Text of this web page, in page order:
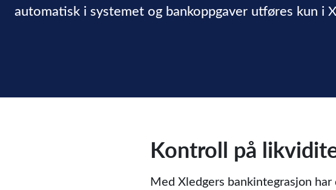
automatisk i systemet og bankoppgaver utføres kun i
Kontroll på
Med Xledgers bankintegrasjon